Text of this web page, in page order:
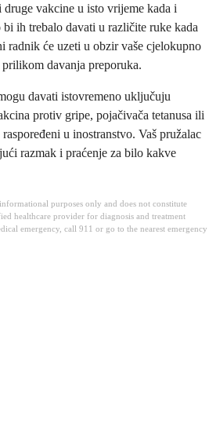
vakcine u isto vrijeme kada i
ih trebalo davati u različite ruke kada
radnik će uzeti u obzir vaše cjelokupno
davanja preporuka.
davati istovremeno uključuju
protiv gripe, pojačivača tetanusa ili
u inostranstvo. Vaš pružalac
razmak i praćenje za bilo kakve
purposes only and does not constitute
healthcare provider for diagnosis and treatment
emergency, call 911 or go to the nearest emergency